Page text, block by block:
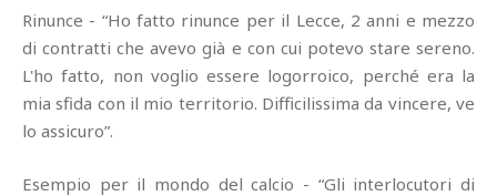
Rinunce - “Ho fatto rinunce per il Lecce, 2 anni e mezzo
di contratti che avevo già e con cui potevo stare sereno.
L'ho fatto, non voglio essere logorroico, perché era la
mia sfida con il mio territorio. Difficilissima da vincere, ve
lo assicuro”.
Esempio per il mondo del calcio - “Gli interlocutori di